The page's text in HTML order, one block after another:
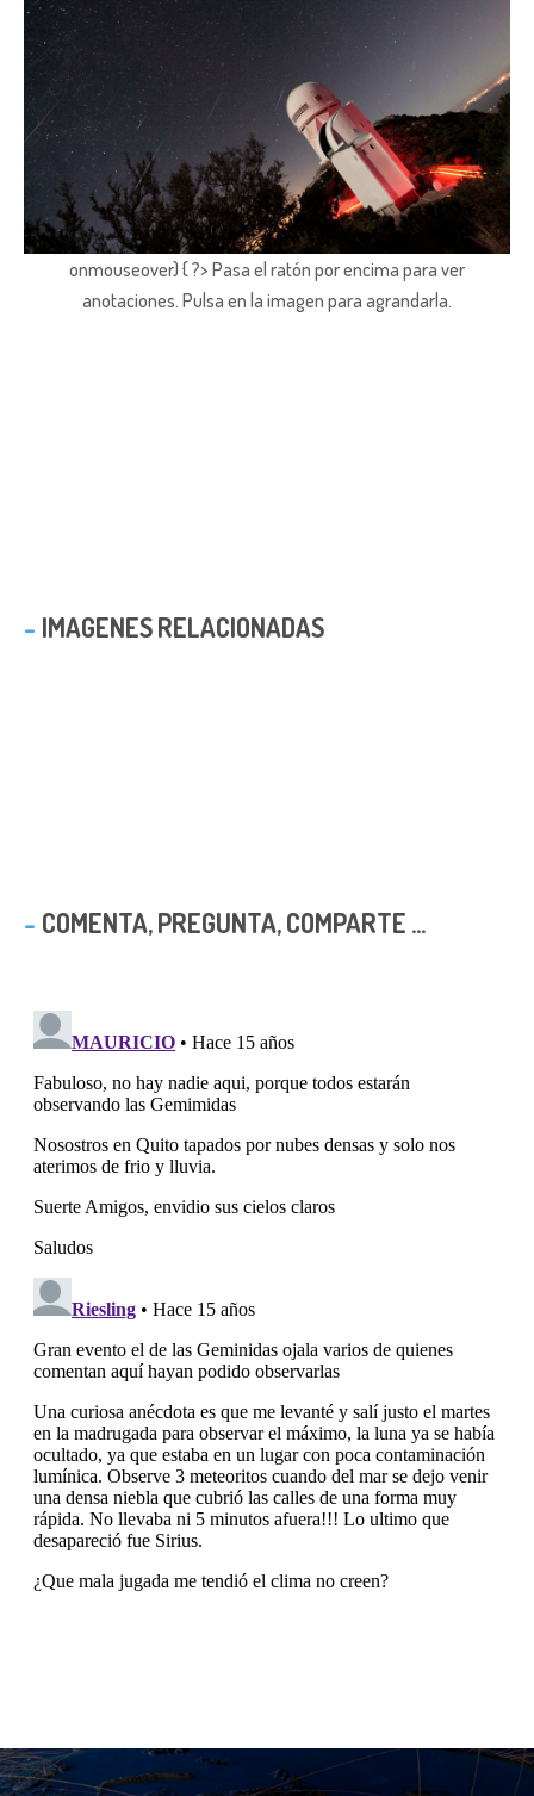
onmouseover) { ?> Pasa el ratón por encima para ver
anotaciones. Pulsa en la imagen para agrandarla.
IMAGENES RELACIONADAS
COMENTA, PREGUNTA, COMPARTE ...